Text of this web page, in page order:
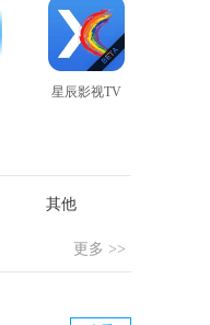
星辰影视TV
其他
更多 >>